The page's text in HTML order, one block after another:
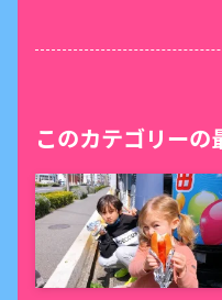
このカテゴリーの